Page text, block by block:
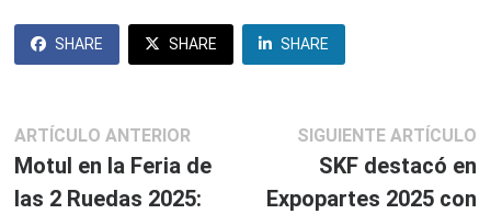
SHARE SHARE SHARE
Navegación
de
ARTÍCULO ANTERIOR
anterior:
Motul en la Feria de
las 2 Ruedas 2025:
SIGUIENTE ARTÍCULO
SKF destacó en
Expopartes 2025 con